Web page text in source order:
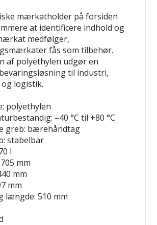
mærkatholder på forsiden
at identificere indhold og
medfølger,
fås som tilbehør.
af polyethylen udgør en
til industri,
logistik.
polyethylen
–40 °C til +80 °C
greb: bærehåndtag
stabelbar
l
mm
mm
mm
længde: 510 mm